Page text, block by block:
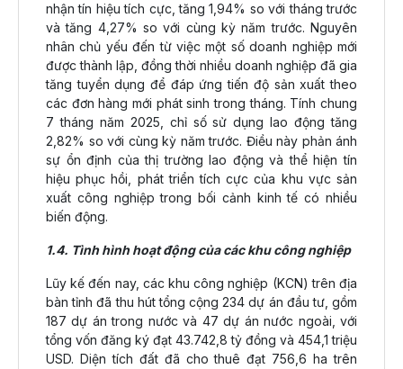
nhận tín hiệu tích cực, tăng 1,94% so với tháng trước
và tăng 4,27% so với cùng kỳ năm trước. Nguyên
nhân chủ yếu đến từ việc một số doanh nghiệp mới
được thành lập, đồng thời nhiều doanh nghiệp đã gia
tăng tuyển dụng để đáp ứng tiến độ sản xuất theo
các đơn hàng mới phát sinh trong tháng. Tính chung
7 tháng năm 2025, chỉ số sử dụng lao động tăng
2,82% so với cùng kỳ năm trước. Điều này phản ánh
sự ổn định của thị trường lao động và thể hiện tín
hiệu phục hồi, phát triển tích cực của khu vực sản
xuất công nghiệp trong bối cảnh kinh tế có nhiều
biến động.
1.4. Tình hình hoạt động của các khu công nghiệp
Lũy kế đến nay, các khu công nghiệp (KCN) trên địa
bàn tỉnh đã thu hút tổng cộng 234 dự án đầu tư, gồm
187 dự án trong nước và 47 dự án nước ngoài, với
tổng vốn đăng ký đạt 43.742,8 tỷ đồng và 454,1 triệu
USD. Diện tích đất đã cho thuê đạt 756,6 ha trên